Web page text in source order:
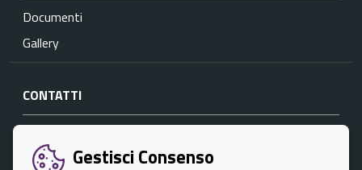
Documenti
Gallery
CONTATTI
Comune di Palermo
Casa dei diritti - Via Libertà, 45
Gestisci Consenso